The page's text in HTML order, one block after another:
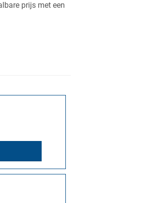
prijs met een